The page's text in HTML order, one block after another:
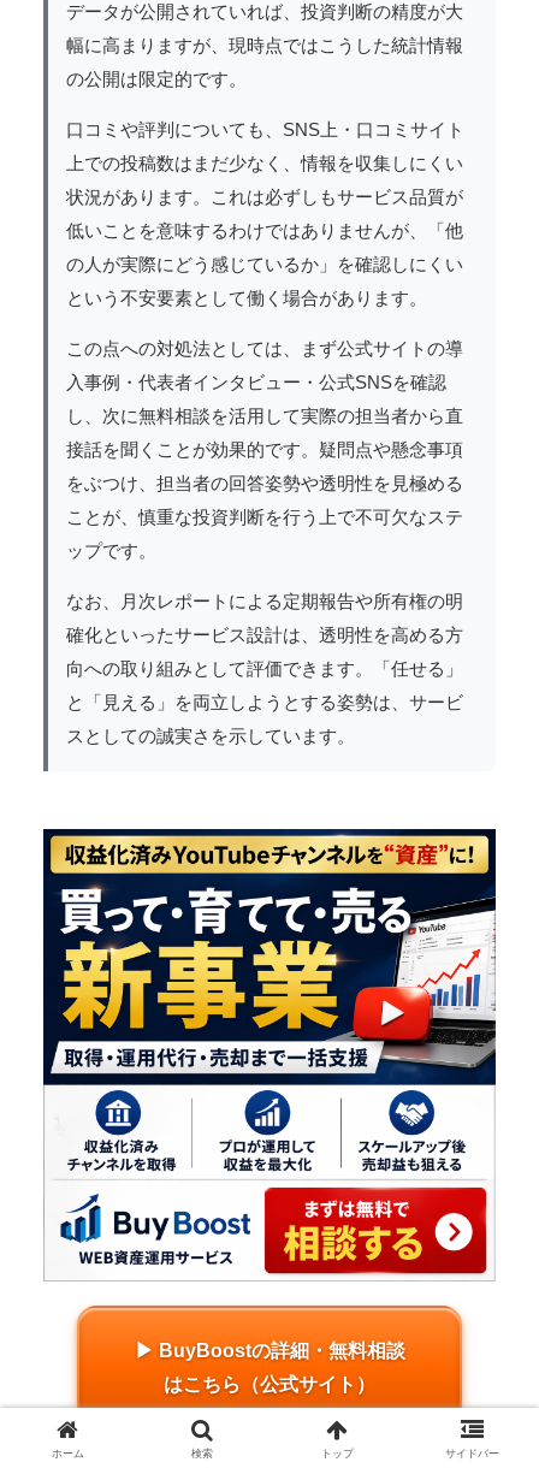
データが公開されていれば、投資判断の精度が大
幅に高まりますが、現時点ではこうした統計情報
の公開は限定的です。
口コミや評判についても、SNS上・口コミサイト
上での投稿数はまだ少なく、情報を収集しにくい
状況があります。これは必ずしもサービス品質が
低いことを意味するわけではありませんが、「他
の人が実際にどう感じているか」を確認しにくい
という不安要素として働く場合があります。
この点への対処法としては、まず公式サイトの導
入事例・代表者インタビュー・公式SNSを確認
し、次に無料相談を活用して実際の担当者から直
接話を聞くことが効果的です。疑問点や懸念事項
をぶつけ、担当者の回答姿勢や透明性を見極める
ことが、慎重な投資判断を行う上で不可欠なステ
ップです。
なお、月次レポートによる定期報告や所有権の明
確化といったサービス設計は、透明性を高める方
向への取り組みとして評価できます。「任せる」
と「見える」を両立しようとする姿勢は、サービ
スとしての誠実さを示しています。
▶ BuyBoostの詳細・無料相談
はこちら（公式サイト）
ホーム 検索 トップ サイドバー